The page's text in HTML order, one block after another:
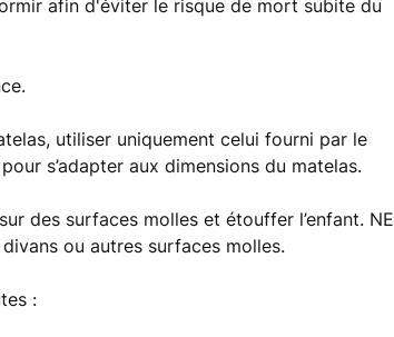
afin d'éviter le risque de mort subite du
utiliser uniquement celui fourni par le
s’adapter aux dimensions du matelas.
des surfaces molles et étouffer l’enfant. NE
ou autres surfaces molles.
: